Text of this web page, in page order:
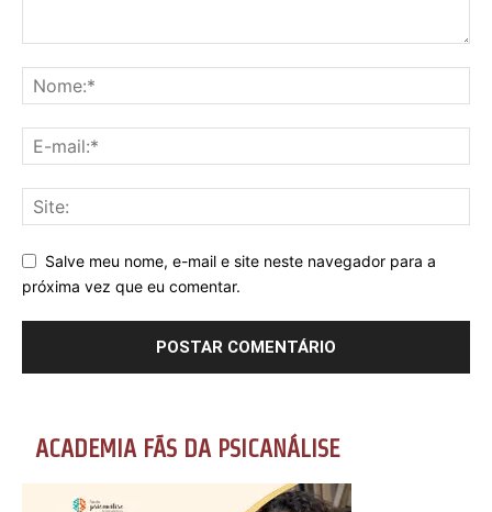
Salve meu nome, e-mail e site neste navegador para a
próxima vez que eu comentar.
ACADEMIA FÃS DA PSICANÁLISE